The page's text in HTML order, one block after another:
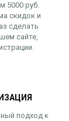
5000 руб.
скидок и
сделать
сайте,
подход к